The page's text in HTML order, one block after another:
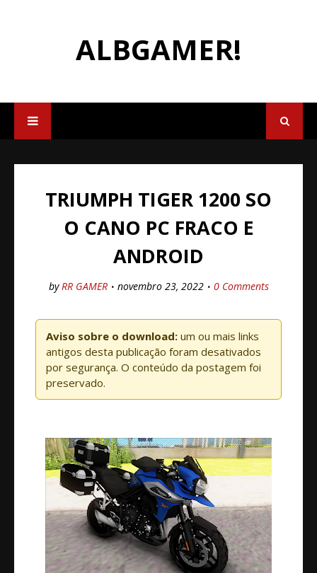
ALBGAMER!
TRIUMPH TIGER 1200 SO
O CANO PC FRACO E
ANDROID
by RR GAMER novembro 23, 2022 0 Comments
Aviso sobre o download: um ou mais links
antigos desta publicação foram desativados
por segurança. O conteúdo da postagem foi
preservado.